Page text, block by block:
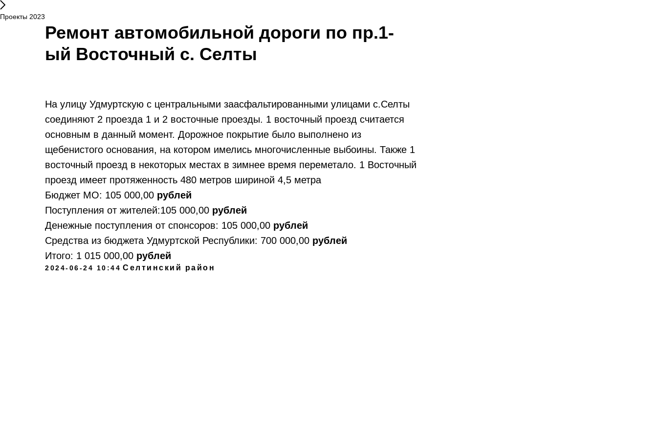
Проекты 2023
Ремонт автомобильной дороги по пр.1-
ый Восточный с. Селты
На улицу Удмуртскую с центральными заасфальтированными улицами с.Селты
соединяют 2 проезда 1 и 2 восточные проезды. 1 восточный проезд считается
основным в данный момент. Дорожное покрытие было выполнено из
щебенистого основания, на котором имелись многочисленные выбоины. Также 1
восточный проезд в некоторых местах в зимнее время переметало. 1 Восточный
проезд имеет протяженность 480 метров шириной 4,5 метра
Бюджет МО: 105 000,00 рублей
Поступления от жителей:105 000,00 рублей
Денежные поступления от спонсоров: 105 000,00 рублей
Средства из бюджета Удмуртской Республики: 700 000,00 рублей
Итого: 1 015 000,00 рублей
2024-06-24 10:44 Селтинский район